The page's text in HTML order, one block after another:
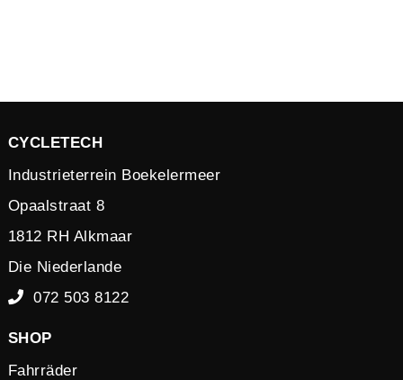
CYCLETECH
Industrieterrein Boekelermeer
Opaalstraat 8
1812 RH Alkmaar
Die Niederlande
072 503 8122
SHOP
Fahrräder